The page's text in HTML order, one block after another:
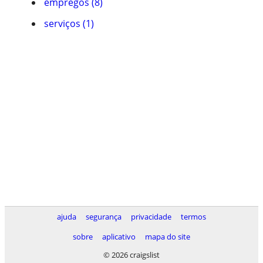
serviços (1)
ajuda segurança privacidade
termos
sobre
aplicativo
mapa do site
© 2026 craigslist